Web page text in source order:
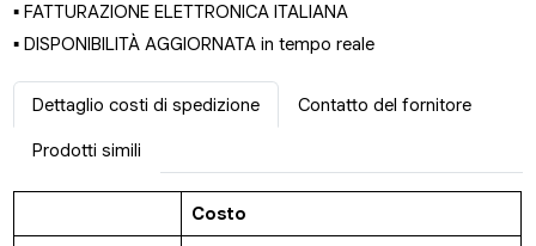
▪ FATTURAZIONE ELETTRONICA ITALIANA
▪ DISPONIBILITÀ AGGIORNATA in tempo reale
Dettaglio costi di spedizione Contatto del fornitore
Prodotti simili
Costo